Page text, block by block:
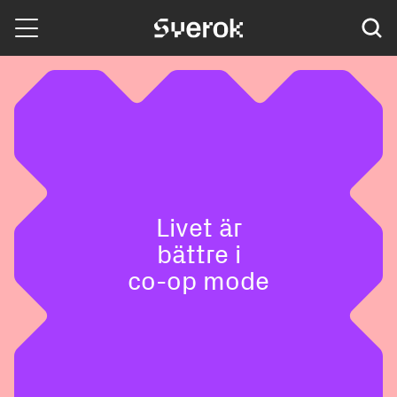
Sverok
Livet är
bättre i
co-op mode